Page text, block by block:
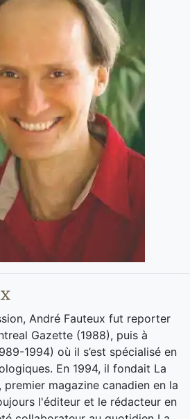
André Fauteux fut reporter
Gazette (1988), puis à
1994) où il s’est spécialisé en
En 1994, il fondait La
premier magazine canadien en la
l'éditeur et le rédacteur en